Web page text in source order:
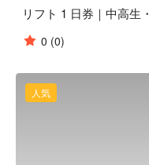
リフト 1 日券｜中高生
0 (0)
人気